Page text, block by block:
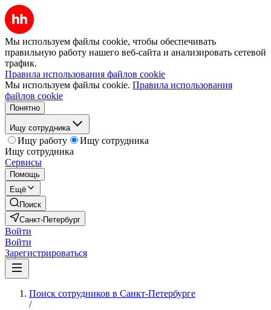
Мы используем файлы cookie, чтобы обеспечивать
правильную работу нашего веб-сайта и анализировать сетевой
трафик.
Правила использования файлов cookie
Мы используем файлы cookie. Правила использования
файлов cookie
Понятно
Ищу сотрудника
Ищу работу
Ищу сотрудника
Ищу сотрудника
Сервисы
Помощь
Ещё
Поиск
Санкт-Петербург
Войти
Войти
Зарегистрироваться
Поиск сотрудников в Санкт-Петербурге
/